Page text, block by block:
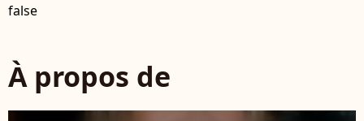
false
À propos de